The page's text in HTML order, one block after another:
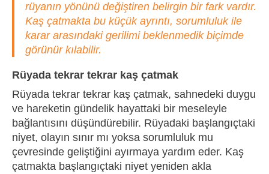
rüyanın yönünü değiştiren belirgin bir fark vardır.
Kaş çatmakta bu küçük ayrıntı, sorumluluk ile
karar arasındaki gerilimi beklenmedik biçimde
görünür kılabilir.
Rüyada tekrar tekrar kaş çatmak
Rüyada tekrar tekrar kaş çatmak, sahnedeki duygu
ve hareketin gündelik hayattaki bir meseleyle
bağlantısını düşündürebilir. Rüyadaki başlangıçtaki
niyet, olayın sınır mı yoksa sorumluluk mu
çevresinde geliştiğini ayırmaya yardım eder. Kaş
çatmakta başlangıçtaki niyet yeniden akla